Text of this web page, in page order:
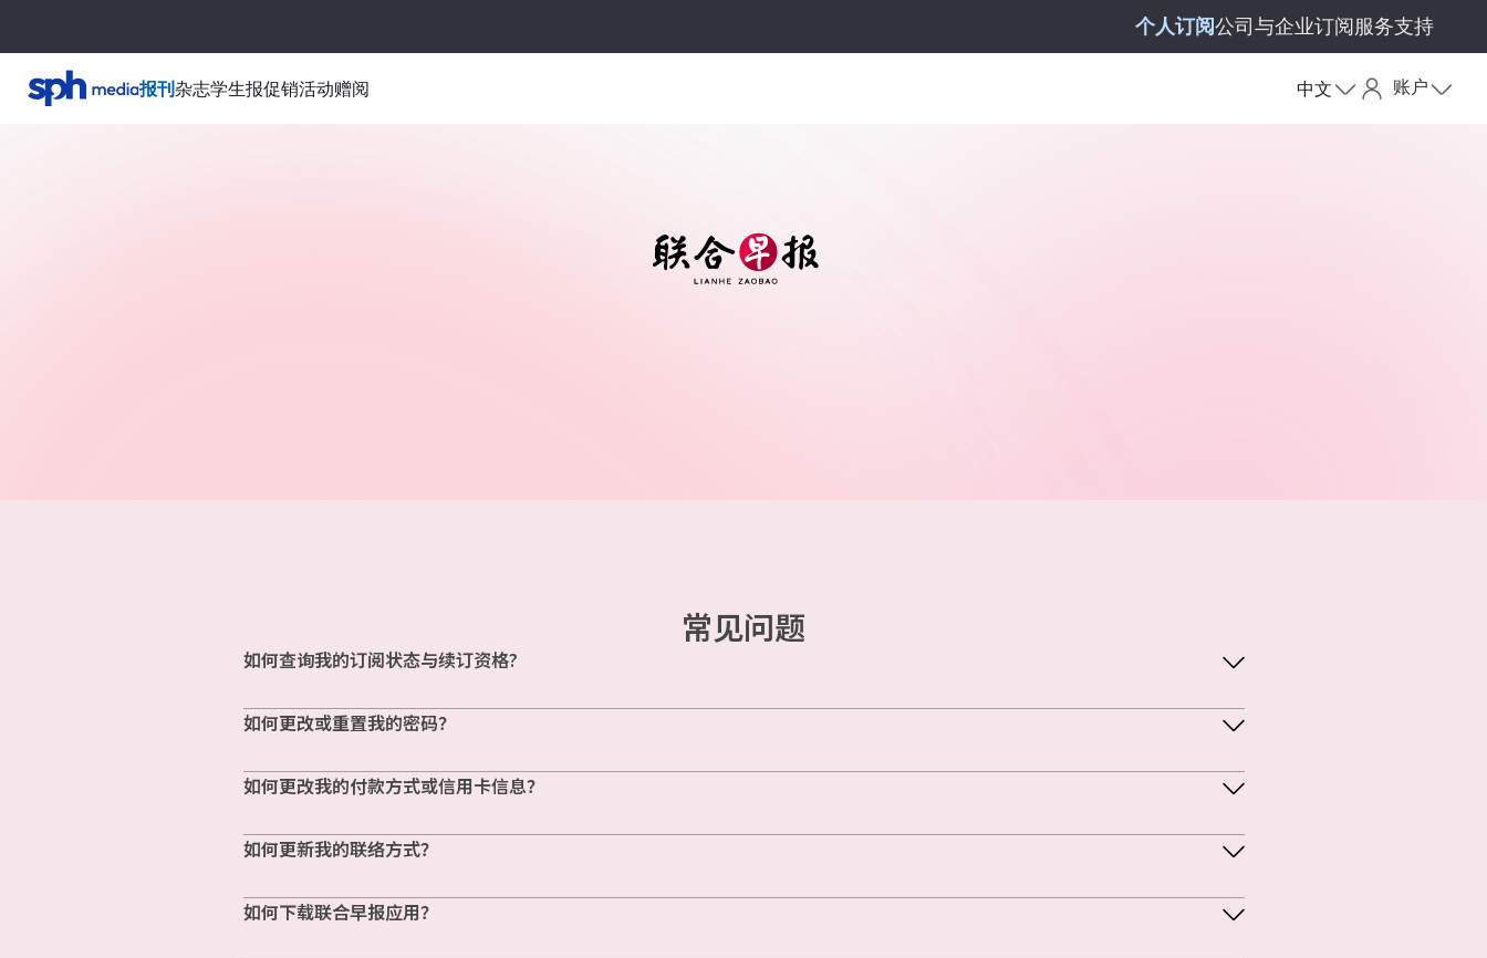
个人订阅公司与企业订阅服务支持
报刊杂志学生报促销活动赠阅 中文 账户
常见问题
如何查询我的订阅状态与续订资格?
如何更改或重置我的密码？
如何更改我的付款方式或信用卡信息？
如何更新我的联络方式？
如何下载联合早报应用？